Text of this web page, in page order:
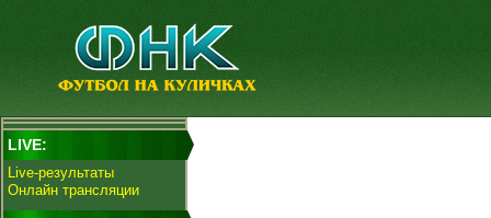
LIVE:
Live-результаты
Онлайн трансляции